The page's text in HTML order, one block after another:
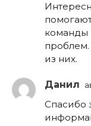
команды
проблем.
из них.
Данил
Спасибо